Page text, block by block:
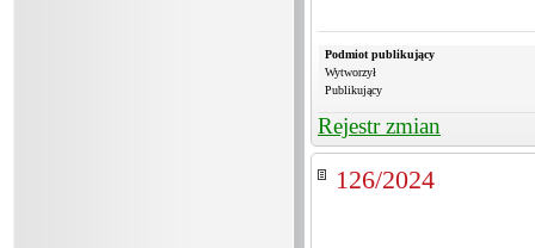
Podmiot publikujący
Wytworzył
Publikujący
Rejestr zmian
126/2024